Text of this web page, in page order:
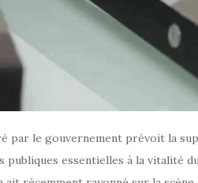
par le gouvernement prévoit la
publiques essentielles à la vitalité